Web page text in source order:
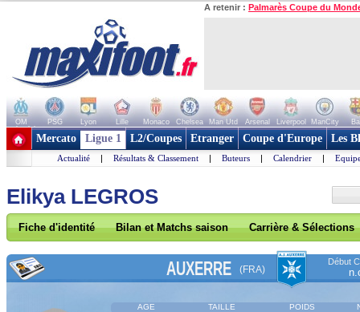
A retenir : Palmarès Coupe du
OM PSG Lyon Lille Monaco Chelsea Man Utd Arsenal Liverpool ManCity
+ de clubs
Mercato Ligue 1 L2/Coupes Etranger Coupe d'Europe Les
Actualité | Résultats & Classement | Buteurs | Calendrier |
Elikya LEGROS
Fiche d'identité Bilan et Matchs saison Carrière & Sélections
AUXERRE (FRA)
Début
AGE TAILLE POIDS